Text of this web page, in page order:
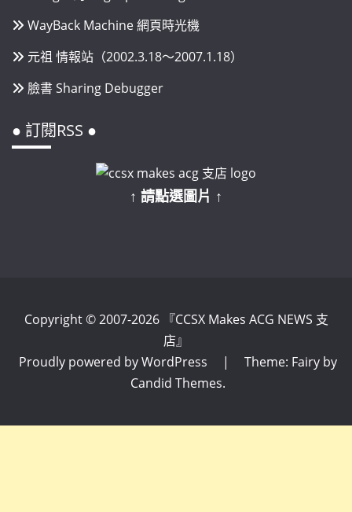
WayBack Machine 網頁時光機
元祖 情報站（2002.3.18～2007.1.18）
臉書 Sharing Debugger
● 訂閱RSS ●
↑ 請點選圖片 ↑
Copyright © 2007-2026 『CCSX Makes ACG NEWS 支
店』
Proudly powered by WordPress
|
Theme: Fairy by
Candid Themes.